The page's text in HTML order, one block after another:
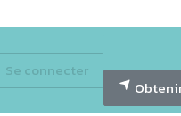
Jobs Newsletter GECO
Se connecter